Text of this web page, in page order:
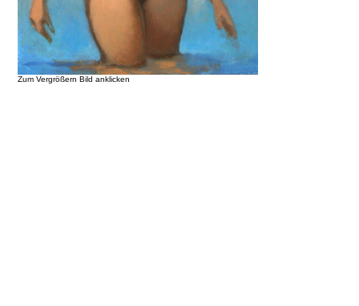
Zum Vergrößern Bild anklicken